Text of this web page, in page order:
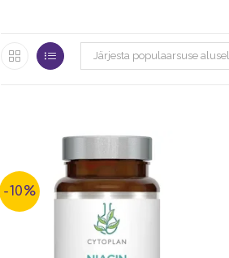
Järjesta populaarsuse alusel
-10%